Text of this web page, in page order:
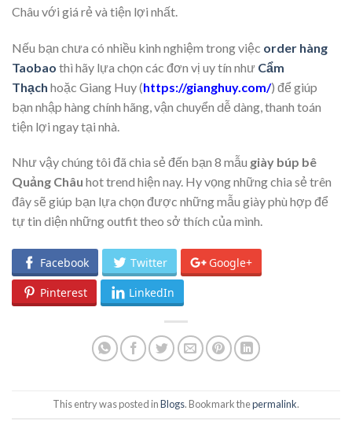
Châu với giá rẻ và tiện lợi nhất.
Nếu bạn chưa có nhiều kinh nghiệm trong việc order hàng
Taobao thì hãy lựa chọn các đơn vị uy tín như Cẩm
Thạch hoặc Giang Huy (https://gianghuy.com/) để giúp
bạn nhập hàng chính hãng, vận chuyển dễ dàng, thanh toán
tiện lợi ngay tại nhà.
Như vậy chúng tôi đã chia sẻ đến bạn 8 mẫu giày búp bê
Quảng Châu hot trend hiện nay. Hy vọng những chia sẻ trên
đây sẽ giúp bạn lựa chọn được những mẫu giày phù hợp để
tự tin diện những outfit theo sở thích của mình.
Facebook Twitter Google+
Pinterest LinkedIn
This entry was posted inBlogs. Bookmark thepermalink.